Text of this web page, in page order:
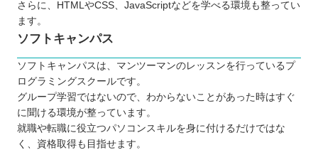
さらに、HTMLやCSS、JavaScriptなどを学べる環境も整ってい
ます。
ソフトキャンパス
ソフトキャンパスは、マンツーマンのレッスンを行っているプ
ログラミングスクールです。
グループ学習ではないので、わからないことがあった時はすぐ
に聞ける環境が整っています。
就職や転職に役立つパソコンスキルを身に付けるだけではな
く、資格取得も目指せます。